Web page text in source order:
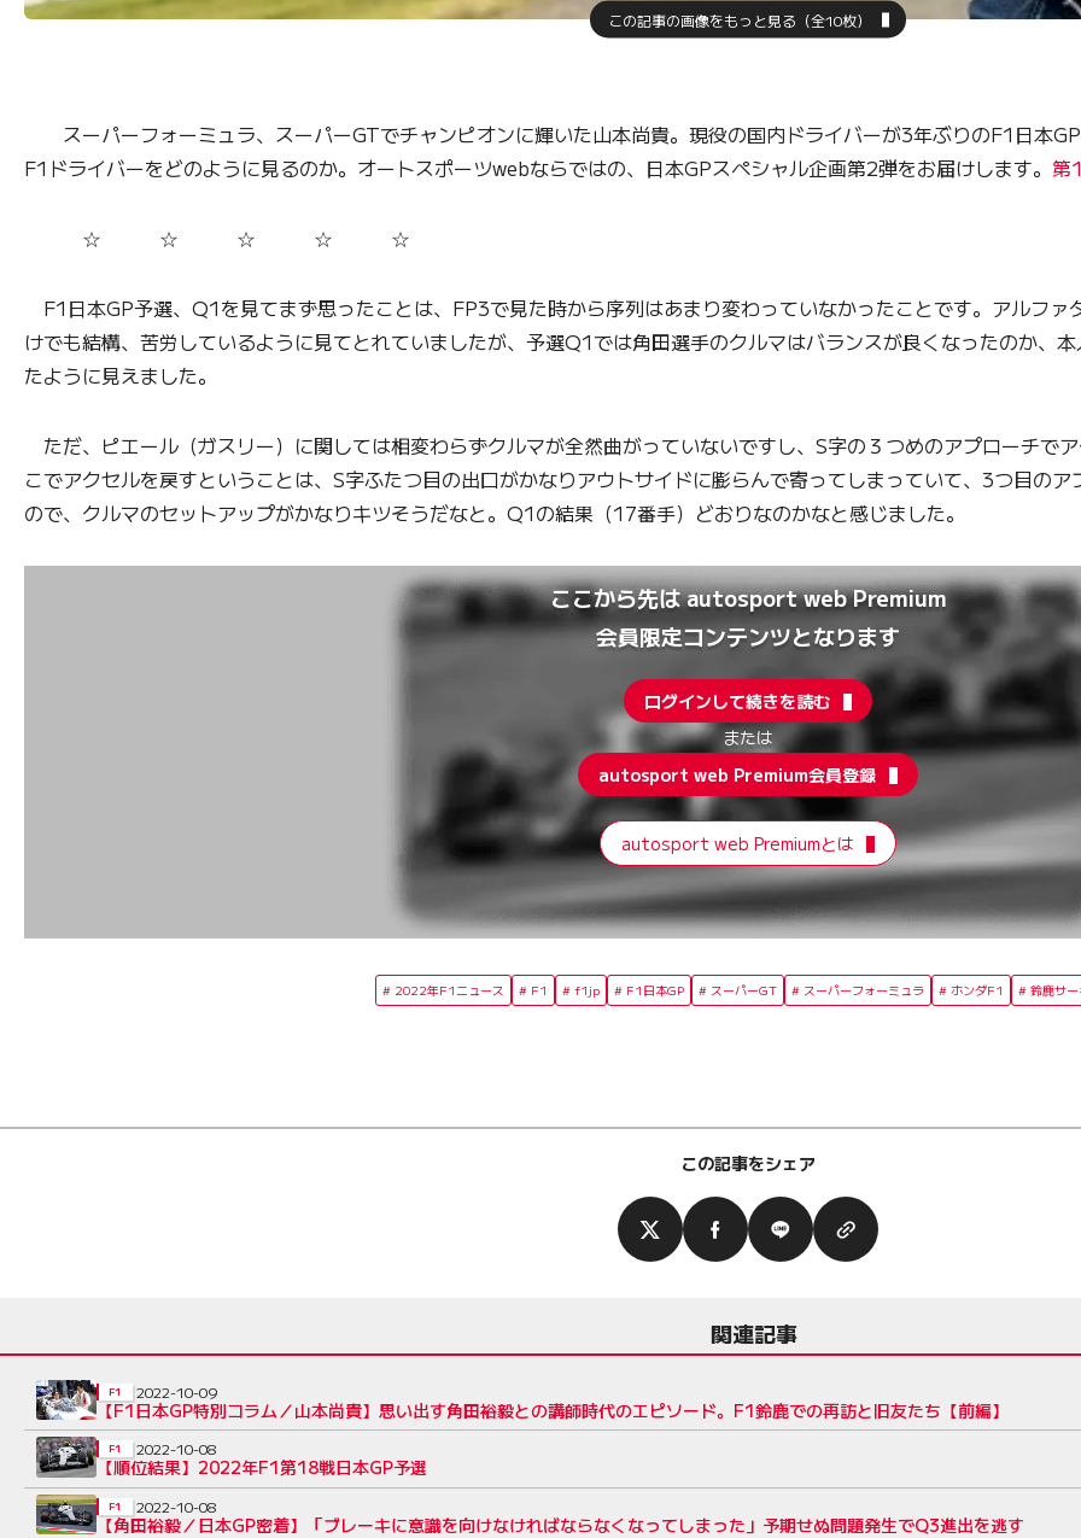
この記事の画像をもっと見る（全10枚）
スーパーフォーミュラ、スーパーGTでチャンピオンに輝いた山本尚貴。現役の国内ドライバーが3年ぶりのF1日本
F1ドライバーをどのように見るのか。オートスポーツwebならではの、日本GPスペシャル企画第2弾をお届けします。 第
☆ ☆ ☆ ☆ ☆
F1日本GP予選、Q1を見てまず思ったことは、FP3で見た時から序列はあまり変わっていなかったことです。アルフ
けでも結構、苦労しているように見てとれていましたが、予選Q1では角田選手のクルマはバランスが良くなったのか、
たように見えました。
ただ、ピエール（ガスリー）に関しては相変わらずクルマが全然曲がっていないですし、S字の３つめのアプローチで
こでアクセルを戻すということは、S字ふたつ目の出口がかなりアウトサイドに膨らんで寄ってしまっていて、3つ目の
ので、クルマのセットアップがかなりキツそうだなと。Q1の結果（17番手）どおりなのかなと感じました。
ここから先は autosport web Premium
会員限定コンテンツとなります
ログインして続きを読む
または
autosport web Premium会員登録
autosport web Premiumとは
2022年F1ニュース F1 f1jp F1日本GP スーパーGT スーパーフォーミュラ ホンダF1 鈴鹿サ
この記事をシェア
関連記事
【F1日本GP特別コラム／山本尚貴】思い出す角田裕毅との講師時代のエピソード。F1鈴鹿での再訪と旧友たち【前編】
F1 2022-10-09
【順位結果】2022年F1第18戦日本GP予選
F1 2022-10-08
【角田裕毅／日本GP密着】「ブレーキに意識を向けなければならなくなってしまった」予期せぬ問題発生でQ3進出を逃す
F1 2022-10-08